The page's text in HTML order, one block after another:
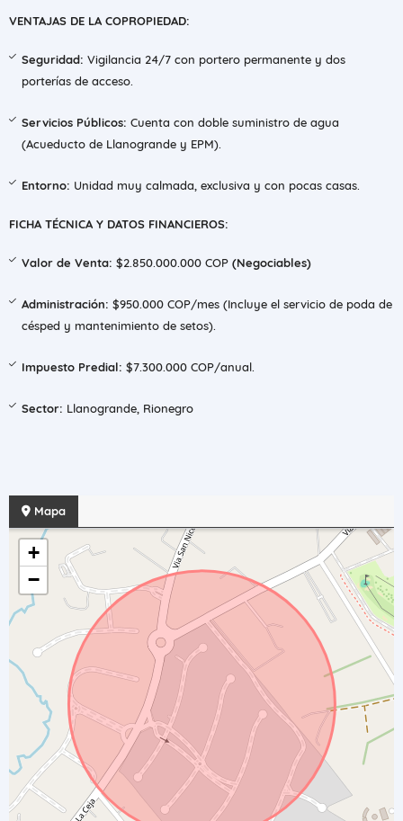
VENTAJAS DE LA COPROPIEDAD:
Seguridad: Vigilancia 24/7 con portero permanente y dos
porterías de acceso.
Servicios Públicos: Cuenta con doble suministro de agua
(Acueducto de Llanogrande y EPM).
Entorno: Unidad muy calmada, exclusiva y con pocas casas.
FICHA TÉCNICA Y DATOS FINANCIEROS:
Valor de Venta: $2.850.000.000 COP (Negociables)
Administración: $950.000 COP/mes (Incluye el servicio de poda de
césped y mantenimiento de setos).
Impuesto Predial: $7.300.000 COP/anual.
Sector: Llanogrande, Rionegro
Mapa
+
−